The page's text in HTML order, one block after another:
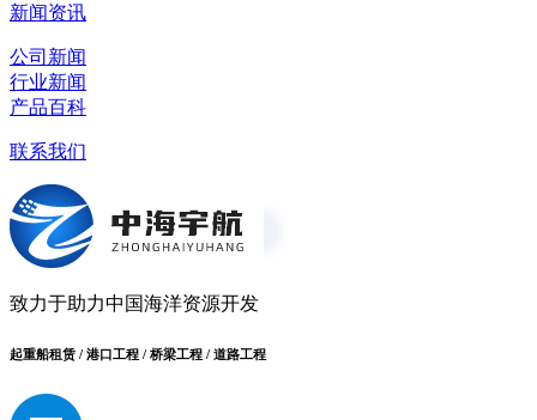
新闻资讯
公司新闻
行业新闻
产品百科
联系我们
致力于助力中国海洋资源开发
起重船租赁 / 港口工程 / 桥梁工程 / 道路工程